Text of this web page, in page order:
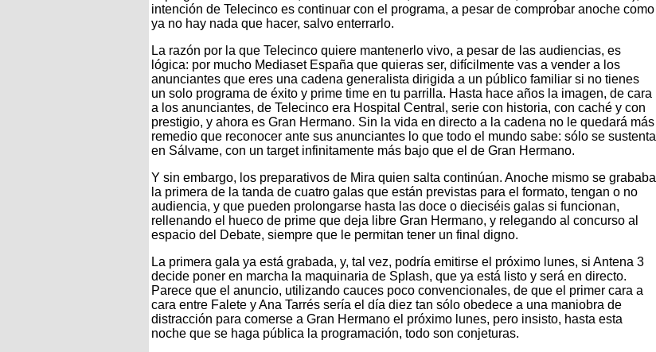
intención de Telecinco es continuar con el programa, a pesar de comprobar anoche como
ya no hay nada que hacer, salvo enterrarlo.
La razón por la que Telecinco quiere mantenerlo vivo, a pesar de las audiencias, es
lógica: por mucho Mediaset España que quieras ser, difícilmente vas a vender a los
anunciantes que eres una cadena generalista dirigida a un público familiar si no tienes
un solo programa de éxito y prime time en tu parrilla. Hasta hace años la imagen, de cara
a los anunciantes, de Telecinco era Hospital Central, serie con historia, con caché y con
prestigio, y ahora es Gran Hermano. Sin la vida en directo a la cadena no le quedará más
remedio que reconocer ante sus anunciantes lo que todo el mundo sabe: sólo se sustenta
en Sálvame, con un target infinitamente más bajo que el de Gran Hermano.
Y sin embargo, los preparativos de Mira quien salta continúan. Anoche mismo se grababa
la primera de la tanda de cuatro galas que están previstas para el formato, tengan o no
audiencia, y que pueden prolongarse hasta las doce o dieciséis galas si funcionan,
rellenando el hueco de prime que deja libre Gran Hermano, y relegando al concurso al
espacio del Debate, siempre que le permitan tener un final digno.
La primera gala ya está grabada, y, tal vez, podría emitirse el próximo lunes, si Antena 3
decide poner en marcha la maquinaria de Splash, que ya está listo y será en directo.
Parece que el anuncio, utilizando cauces poco convencionales, de que el primer cara a
cara entre Falete y Ana Tarrés sería el día diez tan sólo obedece a una maniobra de
distracción para comerse a Gran Hermano el próximo lunes, pero insisto, hasta esta
noche que se haga pública la programación, todo son conjeturas.